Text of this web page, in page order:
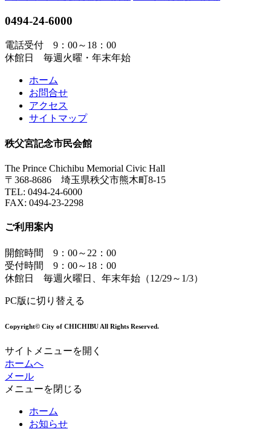
0494-24-6000
電話受付 9：00～18：00
休館日 毎週火曜・年末年始
ホーム
お問合せ
アクセス
サイトマップ
秩父宮記念市民会館
The Prince Chichibu Memorial Civic Hall
〒368-8686 埼玉県秩父市熊木町8-15
TEL: 0494-24-6000
FAX: 0494-23-2298
ご利用案内
開館時間 9：00～22：00
受付時間 9：00～18：00
休館日 毎週火曜日、年末年始（12/29～1/3）
PC版に切り替える
Copyright© City of CHICHIBU All Rights Reserved.
サイトメニューを開く
ホームへ
メール
メニューを閉じる
ホーム
お知らせ